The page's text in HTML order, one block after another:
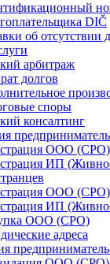
DIČ
об отсутствии
арбитраж
долгов
споры
консалтинг
ООО (СРО)
ИП
ООО (СРО)
ИП
ООО (СРО)
адреса